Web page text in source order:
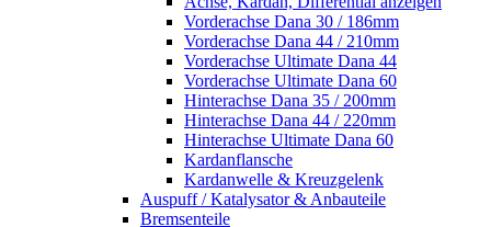
Vorderachse Dana 30 / 186mm
Vorderachse Dana 44 / 210mm
Vorderachse Ultimate Dana 44
Vorderachse Ultimate Dana 60
Hinterachse Dana 35 / 200mm
Hinterachse Dana 44 / 220mm
Hinterachse Ultimate Dana 60
Kardanflansche
Kardanwelle & Kreuzgelenk
Auspuff / Katalysator & Anbauteile
Bremsenteile